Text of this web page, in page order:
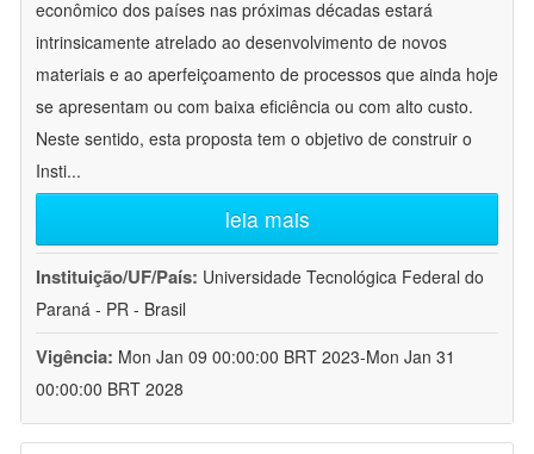
econômico dos países nas próximas décadas estará
intrinsicamente atrelado ao desenvolvimento de novos
materiais e ao aperfeiçoamento de processos que ainda hoje
se apresentam ou com baixa eficiência ou com alto custo.
Neste sentido, esta proposta tem o objetivo de construir o
Insti...
leia mais
Instituição/UF/País: Universidade Tecnológica Federal do
Paraná - PR - Brasil
Vigência: Mon Jan 09 00:00:00 BRT 2023-Mon Jan 31
00:00:00 BRT 2028